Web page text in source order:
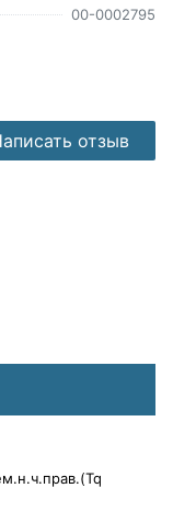
00-0002795
отзыв